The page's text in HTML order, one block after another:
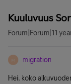
Kuuluvuus
Forum|Forum|11
M migration
Hei, koko